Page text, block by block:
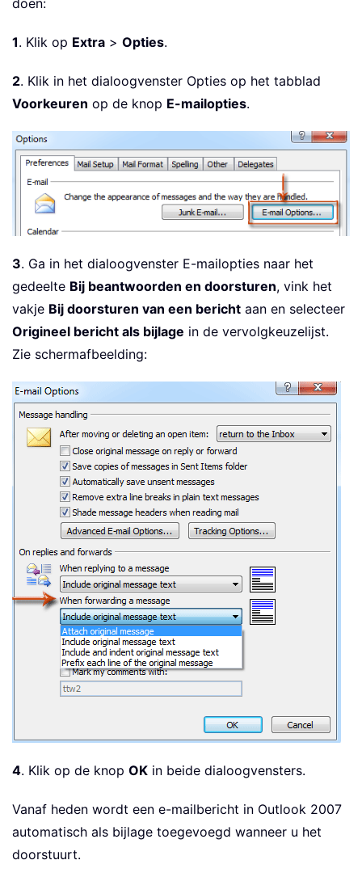
doen:
1. Klik op Extra > Opties.
2. Klik in het dialoogvenster Opties op het tabblad
Voorkeuren op de knop E-mailopties.
3. Ga in het dialoogvenster E-mailopties naar het
gedeelte Bij beantwoorden en doorsturen, vink het
vakje Bij doorsturen van een bericht aan en selecteer
Origineel bericht als bijlage in de vervolgkeuzelijst.
Zie schermafbeelding:
4. Klik op de knop OK in beide dialoogvensters.
Vanaf heden wordt een e-mailbericht in Outlook 2007
automatisch als bijlage toegevoegd wanneer u het
doorstuurt.